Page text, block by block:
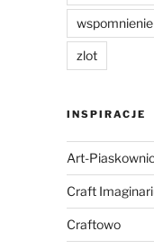
wspomnienie
zlot
INSPIRACJE
Art-
Craft
Craftowo